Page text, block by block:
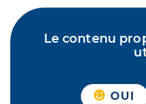
Le contenu
OUI